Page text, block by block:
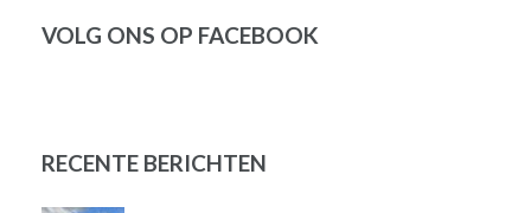
VOLG ONS OP FACEBOOK
RECENTE BERICHTEN